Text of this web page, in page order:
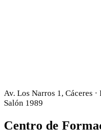
Av. Los Narros 1, Cáceres
Salón 1989
Centro de